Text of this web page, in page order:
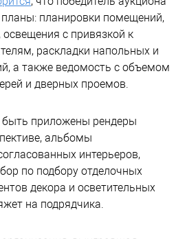
планировки помещений,
с привязкой к
раскладки напольных и
а также ведомость с объемом
и дверных проемов.
приложены рендеры
альбомы
интерьеров,
по подбору отделочных
декора и осветительных
на подрядчика.